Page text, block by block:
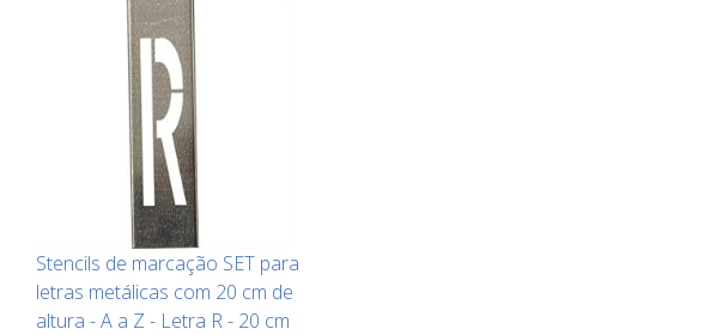
Stencils de marcação SET para
letras metálicas com 20 cm de
altura - A a Z - Letra R - 20 cm